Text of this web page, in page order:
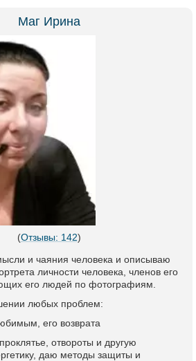
Маг Ирина
(Отзывы: 142)
и чаяния человека и описываю
личности человека, членов его
его людей по фотографиям.
любых проблем:
его возврата
отвороты и другую
даю методы защиты и